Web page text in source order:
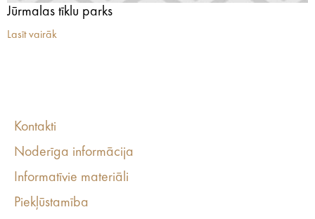
Jūrmalas tīklu parks
Lasīt vairāk
Kontakti
Noderīga informācija
Informatīvie materiāli
Piekļūstamība